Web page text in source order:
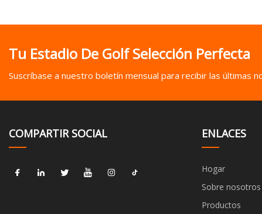
Tu Estadio De Golf Selección Perfecta
Suscríbase a nuestro boletín mensual para recibir las últimas
COMPARTIR SOCIAL ENLACES
Hogar
Sobre nosotros
Productos